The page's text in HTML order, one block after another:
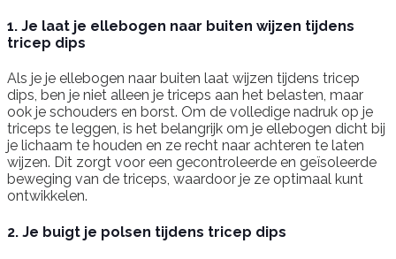
1. Je laat je ellebogen naar buiten wijzen tijdens
tricep dips
Als je je ellebogen naar buiten laat wijzen tijdens tricep
dips, ben je niet alleen je triceps aan het belasten, maar
ook je schouders en borst. Om de volledige nadruk op je
triceps te leggen, is het belangrijk om je ellebogen dicht bij
je lichaam te houden en ze recht naar achteren te laten
wijzen. Dit zorgt voor een gecontroleerde en geïsoleerde
beweging van de triceps, waardoor je ze optimaal kunt
ontwikkelen.
2. Je buigt je polsen tijdens tricep dips